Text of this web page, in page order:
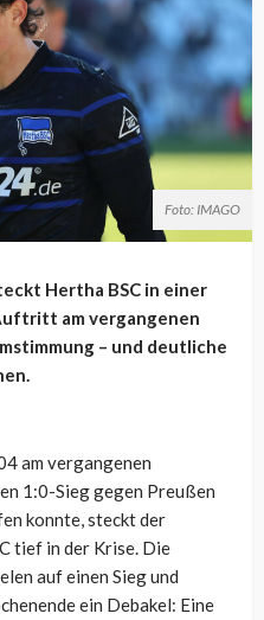
Foto: IMAGO
Hertha BSC in einer
am vergangenen
– und deutliche
am vergangenen
1:0-Sieg gegen Preußen
konnte, steckt der
tief in der Krise. Die
auf einen Sieg und
ein Debakel: Eine